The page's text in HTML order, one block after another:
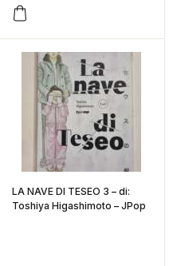
LA NAVE DI TESEO 3 – di:
Toshiya Higashimoto – JPop